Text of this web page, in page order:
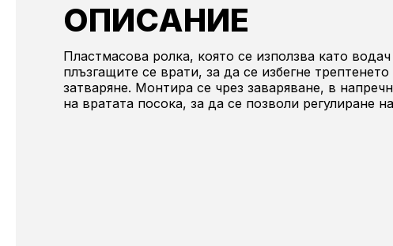
ОПИСАНИЕ
Пластмасова ролка, която се използва като
плъзгащите се врати, за да се избегне
затваряне. Монтира се чрез заваряване, в
на вратата посока, за да се позволи регулиране